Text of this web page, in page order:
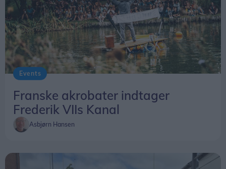
Events
Franske akrobater indtager
Frederik VIIs Kanal
Asbjørn Hansen